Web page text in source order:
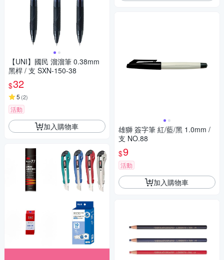
【UNI】國民 溜溜筆 0.38mm
黑桿 / 支 SXN-150-38
$32
5 (2)
活動
加入購物車
雄獅 簽字筆 紅/藍/黑 1.0mm /
支 NO.88
$9
活動
加入購物車